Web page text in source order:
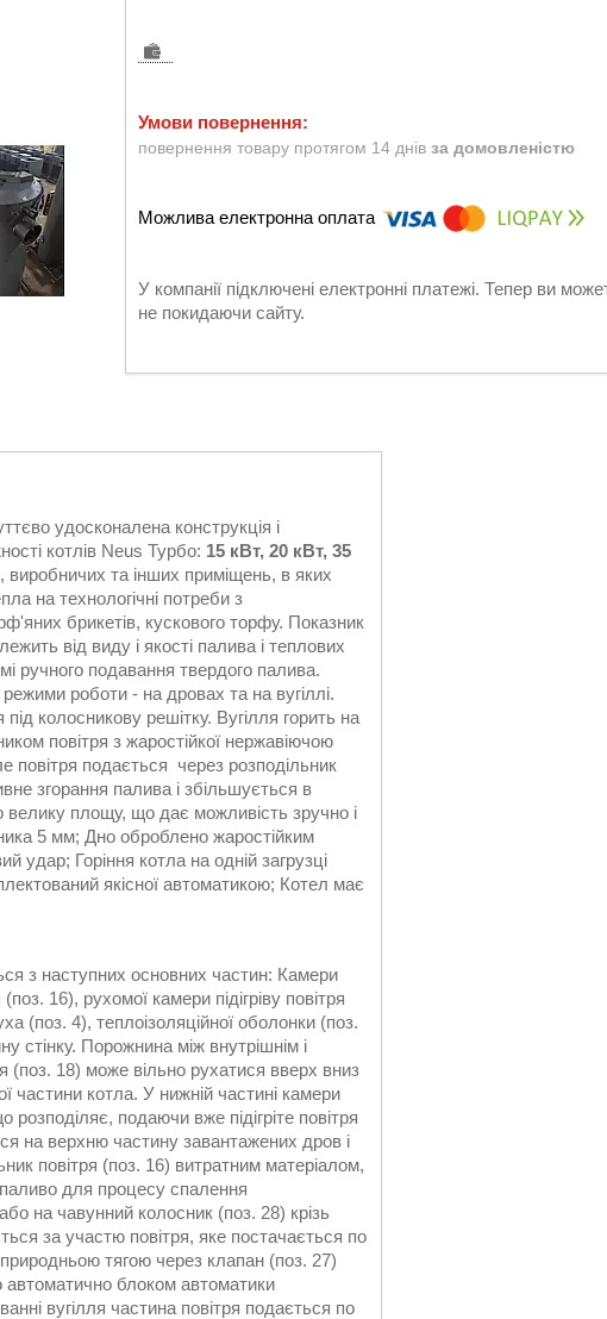
повернення товару протягом 14 днів за домовленістю
У компанії підключені електронні платежі. Тепер ви
не покидаючи сайту.
удосконалена конструкція і
котлів Neus Турбо: 15 кВт, 20 кВт, 35
та інших приміщень, в яких
на технологічні потреби з
брикетів, кускового торфу. Показник
від виду і якості палива і теплових
ручного подавання твердого палива.
роботи - на дровах та на вугіллі.
колосникову решітку. Вугілля горить на
повітря з жаростійкої нержавіючою
повітря подається через розподільник
згорання палива і збільшується в
площу, що дає можливість зручно і
5 мм; Дно оброблено жаростійким
Горіння котла на одній загрузці
якісної автоматикою; Котел має
з наступних основних частин: Камери
16), рухомої камери підігріву повітря
(поз. 4), теплоізоляційної оболонки (поз.
стінку. Порожнина між внутрішнім і
(поз. 18) може вільно рухатися вверх вниз
частини котла. У нижній частині камери
розподіляє, подаючи вже підігріте повітря
на верхню частину завантажених дров і
повітря (поз. 16) витратним матеріалом,
паливо для процесу спалення
на чавунний колосник (поз. 28) крізь
за участю повітря, яке постачається по
тягою через клапан (поз. 27)
автоматично блоком автоматики
вугілля частина повітря подається по